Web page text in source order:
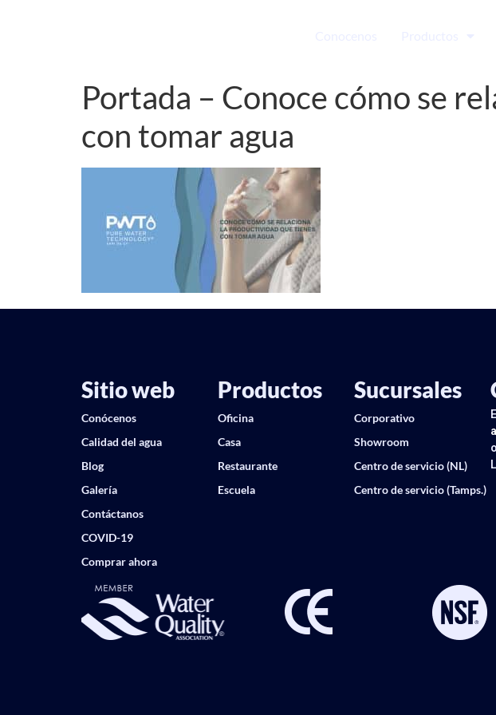
Portada – Conoce cómo se
con tomar agua
Sitio web
Conócenos
Calidad del agua
Blog
Galería
Contáctanos
COVID-19
Comprar ahora
Productos
Oficina
Casa
Restaurante
Escuela
Sucursales
Corporativo
Showroom
Centro de servicio (NL)
Centro de servicio (Tamps.)